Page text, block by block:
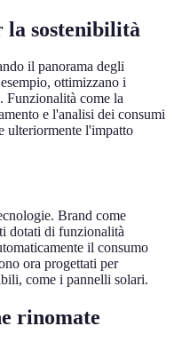
la sostenibilità
il panorama degli
ottimizzano i
Funzionalità come la
e l'analisi dei consumi
ulteriormente l'impatto
Brand come
dotati di funzionalità
il consumo
ora progettati per
come i pannelli solari.
rinomate